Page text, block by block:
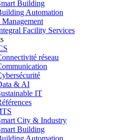
Building
Automation
Facility Services
réseau
& AI
IT
City & Industry
Building
Automation